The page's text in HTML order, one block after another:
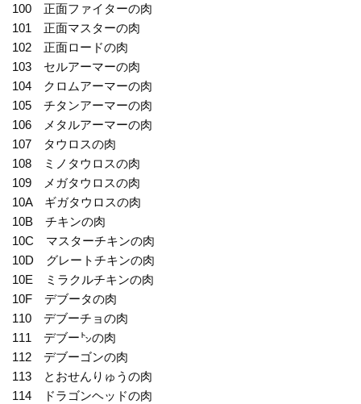
100 正面ファイターの肉
101 正面マスターの肉
102 正面ロードの肉
103 セルアーマーの肉
104 クロムアーマーの肉
105 チタンアーマーの肉
106 メタルアーマーの肉
107 タウロスの肉
108 ミノタウロスの肉
109 メガタウロスの肉
10A ギガタウロスの肉
10B チキンの肉
10C マスターチキンの肉
10D グレートチキンの肉
10E ミラクルチキンの肉
10F デブータの肉
110 デブーチョの肉
111 デブー㌧の肉
112 デブーゴンの肉
113 とおせんりゅうの肉
114 ドラゴンヘッドの肉